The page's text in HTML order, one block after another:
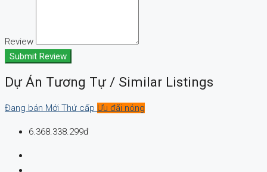
Review
Submit Review
Dự Án Tương Tự / Similar Listings
Đang bán Mới Thứ cấp Ưu đãi nóng
6.368.338.299đ